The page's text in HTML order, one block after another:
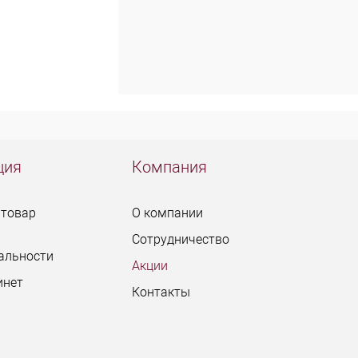
Компания
О компании
Сотрудничество
Акции
Контакты